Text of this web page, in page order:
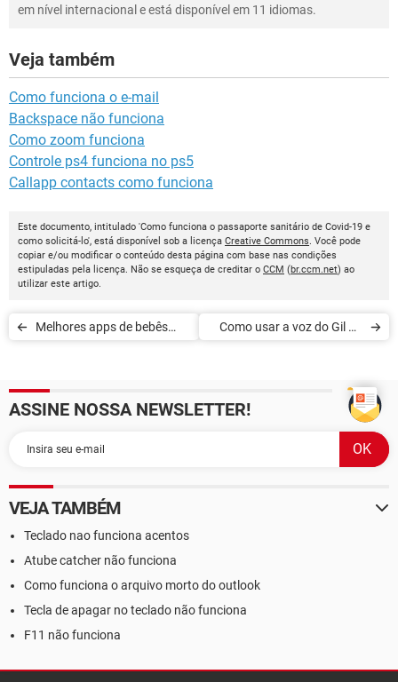
em nível internacional e está disponível em 11 idiomas.
Veja também
Como funciona o e-mail
Backspace não funciona
Como zoom funciona
Controle ps4 funciona no ps5
Callapp contacts como funciona
Este documento, intitulado 'Como funciona o passaporte sanitário de Covid-19 e
como solicitá-lo', está disponível sob a licença Creative Commons. Você pode
copiar e/ou modificar o conteúdo desta página com base nas condições
estipuladas pela licença. Não se esqueça de creditar o CCM (br.ccm.net) ao
utilizar este artigo.
Melhores apps de bebês
Como usar a voz do Gil do
ASSINE NOSSA NEWSLETTER!
VEJA TAMBÉM
Teclado nao funciona acentos
Atube catcher não funciona
Como funciona o arquivo morto do outlook
Tecla de apagar no teclado não funciona
F11 não funciona